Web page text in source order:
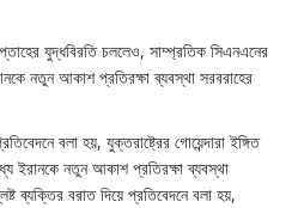
যুদ্ধবিরতি চললেও, সাম্প্রতিক সিএনএনের
নতুন আকাশ প্রতিরক্ষা ব্যবস্থা সরবরাহের
বলা হয়, যুক্তরাষ্ট্রের গোয়েন্দারা ইঙ্গিত
ইরানকে নতুন আকাশ প্রতিরক্ষা ব্যবস্থা
ব্যক্তির বরাত দিয়ে প্রতিবেদনে বলা হয়,